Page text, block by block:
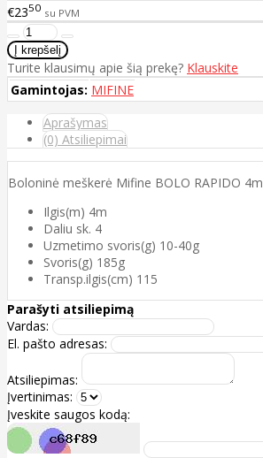
€2350 su PVM
Turite klausimų apie šią prekę? Klauskite
Gamintojas: MIFINE
Aprašymas
(0) Atsiliepimai
Boloninė meškerė Mifine BOLO RAPIDO 4m
Ilgis(m) 4m
Daliu sk. 4
Uzmetimo svoris(g) 10-40g
Svoris(g) 185g
Transp.ilgis(cm) 115
Parašyti atsiliepimą
Vardas:
El. pašto adresas:
Atsiliepimas:
Įvertinimas:
Įveskite saugos kodą: